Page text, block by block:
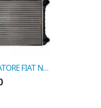
CONDENSATORE FIAT NUOVA PUNTO 1.2 COD.VALEO 817385